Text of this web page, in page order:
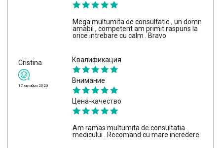
Mega multumita de consultatie , un domn
amabil , competent am primit raspuns la
orice intrebare cu calm . Bravo
Cristina
17 октября 2023
Квалификация
Внимание
Цена-качество
Am ramas multumita de consultatia
medicului . Recomand cu mare incredere.